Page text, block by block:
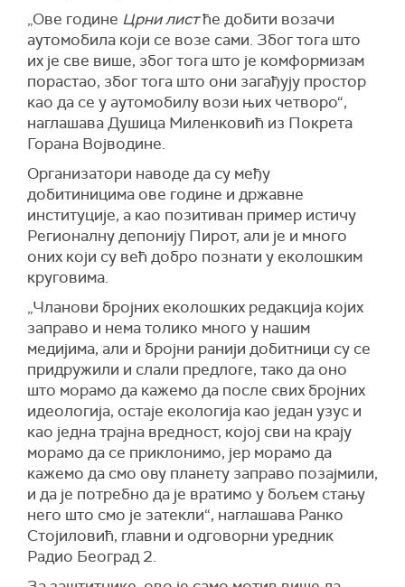
„Ове године Црни листће добити возачи
аутомобила који се возе сами. Због тога што
их је све више, због тога што је комформизам
порастао, због тога што они загађују простор
као да се у аутомобилу вози њих четворо“,
наглашава Душица Миленковић из Покрета
Горана Војводине.
Организатори наводе да су међу
добитиницима ове године и државне
институције, а као позитиван пример истичу
Регионалну депонију Пирот, али је и много
оних који су већ добро познати у еколошким
круговима.
„Чланови бројних еколошких редакција којих
заправо и нема толико много у нашим
медијима, али и бројни ранији добитници су се
придружили и слали предлоге, тако да оно
што морамо да кажемо да после свих бројних
идеологија, остаје екологија као један узус и
као једна трајна вредност, којој сви на крају
морамо да се приклонимо, јер морамо да
кажемо да смо ову планету заправо позајмили,
и да је потребно да је вратимо у бољем стању
него што смо је затекли“, наглашава Ранко
Стојиловић, главни и одговорни уредник
Радио Београд 2.